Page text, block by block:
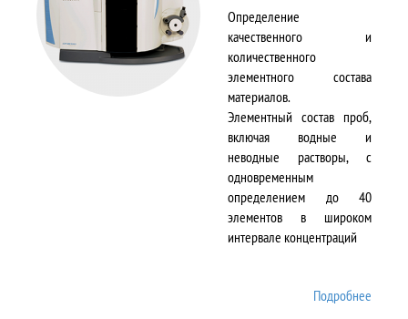
Определение
качественного и
количественного
элементного состава
материалов.
Элементный состав проб,
включая водные и
неводные растворы, с
одновременным
определением до 40
элементов в широком
интервале концентраций
Подробнее